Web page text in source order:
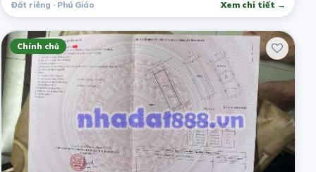
Đất riêng · Phú Giáo Xem chi tiết →
Chính chủ